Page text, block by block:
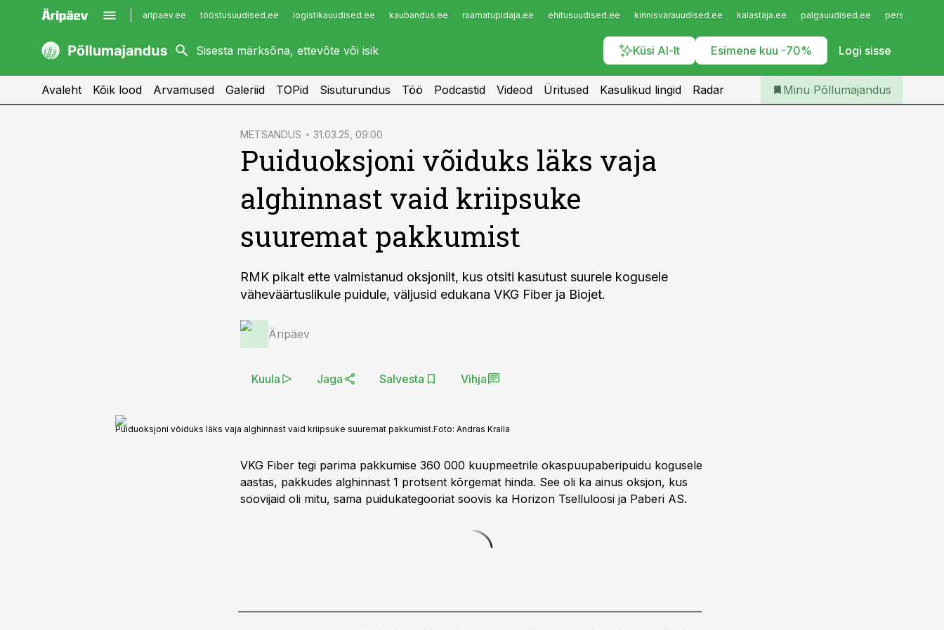
aripaev.ee tööstusuudised.ee logistikauudised.ee kaubandus.ee raamatupidaja.ee ehitusuudised.ee kinnisvarauudised.ee kalastaja.ee palgauudised.ee
Küsi AI-lt Esimene kuu -70% Logi sisse
kaubandus.ee
kinnisvarauudised.ee
imelineajalugu.ee
Infopank
Iseteenindus
Telli Põllumajandus
Avaleht Kõik lood Arvamused Galeriid TOPid Sisuturundus Töö Podcastid Videod Üritused Kasulikud lingid Radar Minu Põllumajandus
METSANDUS 31.03.25, 09:00
Puiduoksjoni võiduks läks vaja
alghinnast vaid kriipsuke
suuremat pakkumist
RMK pikalt ette valmistanud oksjonilt, kus otsiti kasutust suurele kogusele
väheväärtuslikule puidule, väljusid edukana VKG Fiber ja Biojet.
Äripäev
Kuula Jaga Salvesta Vihja
Puiduoksjoni võiduks läks vaja alghinnast vaid kriipsuke suuremat pakkumist.Foto: Andras Kralla
VKG Fiber tegi parima pakkumise 360 000 kuupmeetrile okaspuupaberipuidu kogusele
aastas, pakkudes alghinnast 1 protsent kõrgemat hinda. See oli ka ainus oksjon, kus
soovijaid oli mitu, sama puidukategooriat soovis ka Horizon Tselluloosi ja Paberi AS.